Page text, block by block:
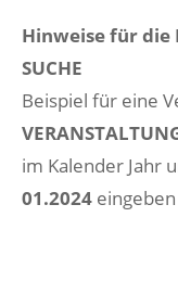
Hinweise für die
SUCHE
Beispiel für eine
im Kalender Jahr
01.2024eingeben